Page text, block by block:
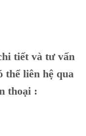
tiết và tư vấn
thể liên hệ qua
thoại :